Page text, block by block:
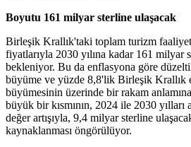
Boyutu 161 milyar sterline ulaşacak
Birleşik Krallık'taki toplam turizm
fiyatlarıyla 2030 yılına kadar 161 milyar
bekleniyor. Bu da enflasyona göre
büyüme ve yüzde 8,8'lik Birleşik Krallık
büyümesinin üzerinde bir rakam
büyük bir kısmının, 2024 ile 2030
değer artışıyla, 9,4 milyar sterline
kaynaklanması öngörülüyor.